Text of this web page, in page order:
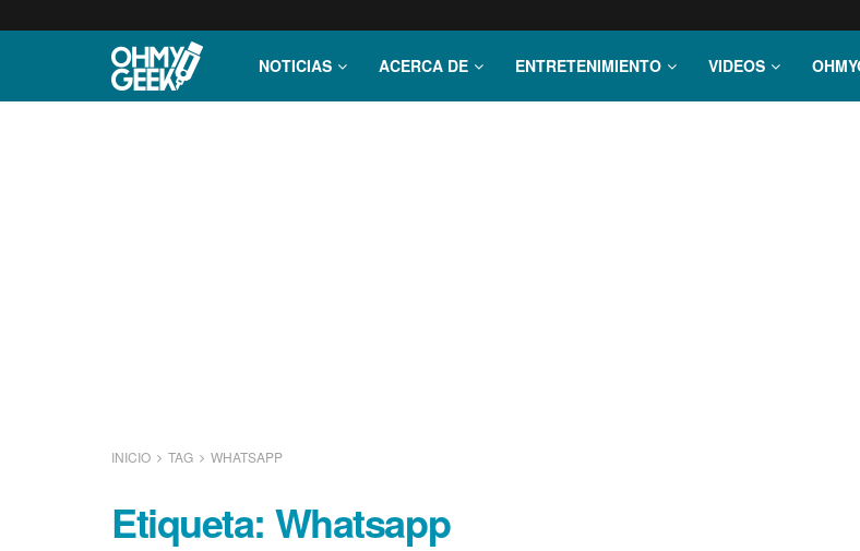
NOTICIAS ACERCA DE ENTRETENIMIENTO VIDEOS
INICIO TAG WHATSAPP
Etiqueta: Whatsapp